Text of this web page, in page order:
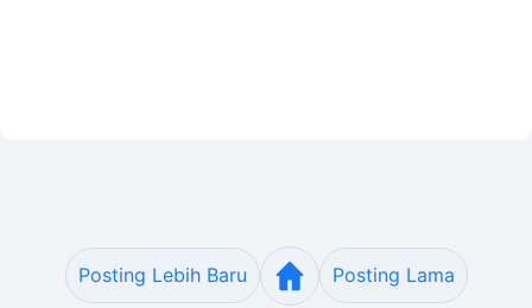
Posting Lebih Baru Posting Lama